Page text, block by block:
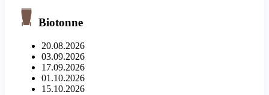
Biotonne
20.08.2026
03.09.2026
17.09.2026
01.10.2026
15.10.2026